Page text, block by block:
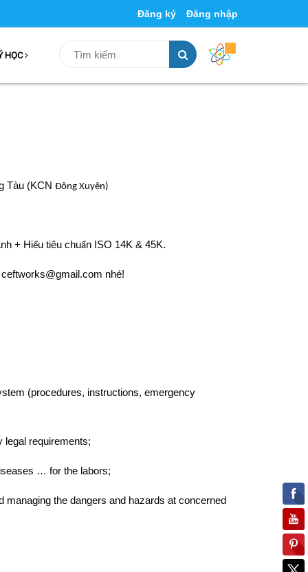
Đăng ký Đăng nhập
HỌC
Tàu (KCN Đông Xuyên)
+ Hiểu tiêu chuẩn ISO 14K & 45K.
nhé!
(procedures, instructions, emergency
legal requirements;
… for the labors;
the dangers and hazards at concerned